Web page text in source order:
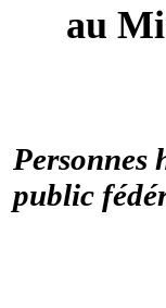
au
Personnes
public